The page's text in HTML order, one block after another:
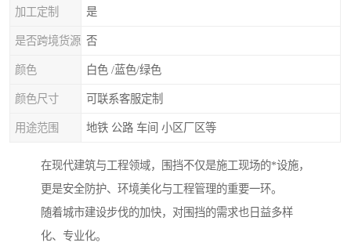
加工定制 是
是否跨境货源 否
颜色 白色 /蓝色/绿色
颜色尺寸 可联系客服定制
用途范围 地铁 公路 车间 小区厂区等
在现代建筑与工程领域，围挡不仅是施工现场的*设施，
更是安全防护、环境美化与工程管理的重要一环。
随着城市建设步伐的加快，对围挡的需求也日益多样
化、专业化。